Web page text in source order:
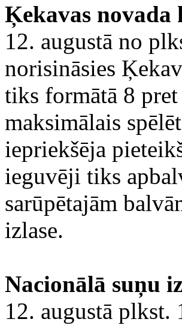
Ķekavas novada
12. augustā no
norisināsies
tiks formātā 8
maksimālais
iepriekšēja
ieguvēji tiks
sarūpētajām
izlase.
Nacionālā suņu
12. augustā